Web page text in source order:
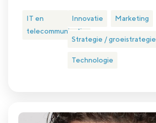
IT en
telecommunicatie
Innovatie Marketing
Strategie / groeistrategie
Technologie